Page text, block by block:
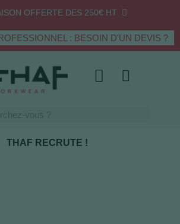
OFFERTE DES 250€ HT
: BESOIN D'UN DEVIS ?
THAF RECRUTE !